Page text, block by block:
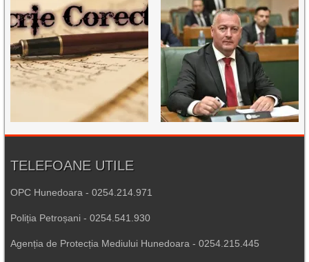
TELEFOANE UTILE
OPC Hunedoara - 0254.214.971
Poliția Petroșani - 0254.541.930
Agenția de Protecția Mediului Hunedoara - 0254.215.445